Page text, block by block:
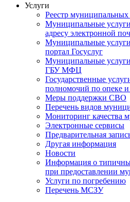
Услуги
Реестр муниципальных
Муниципальные
адресу электронной
Муниципальные
портал Госуслуг
Муниципальные
ГБУ МФЦ
Государственные
полномочий по опеке и
Меры поддержки СВО
Перечень видов
Мониторинг качества
Электронные сервисы
Предварительная
Другая информация
Новости
Информация о
при предоставлении
Услуги по погребению
Перечень МСЗУ